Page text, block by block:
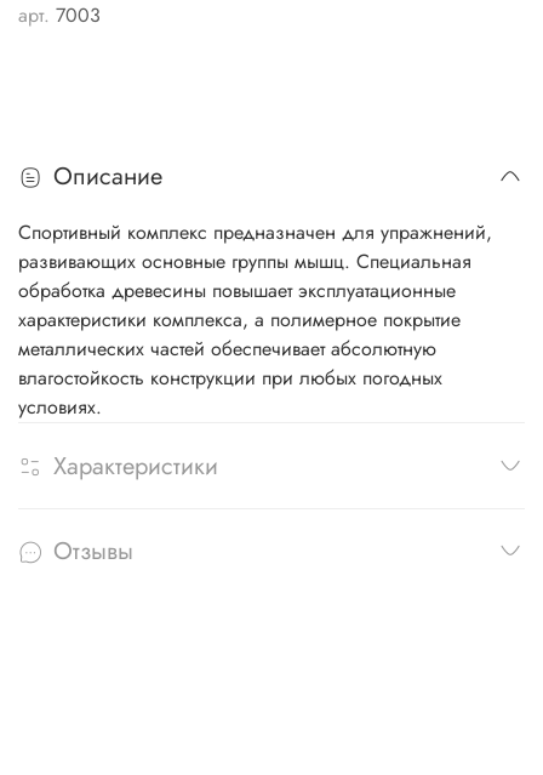
арт. 7003
Описание
Спортивный комплекс предназначен для упражнений,
развивающих основные группы мышц. Специальная
обработка древесины повышает эксплуатационные
характеристики комплекса, а полимерное покрытие
металлических частей обеспечивает абсолютную
влагостойкость конструкции при любых погодных
условиях.
Характеристики
Отзывы